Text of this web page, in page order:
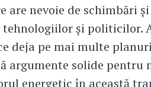
are nevoie de schimbări
și politicilor.
deja pe mai multe
argumente solide pentru
energetic în această